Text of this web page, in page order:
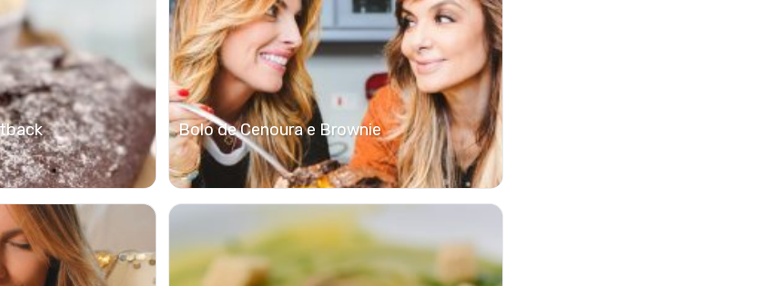
Bolo de Cenoura e Brownie